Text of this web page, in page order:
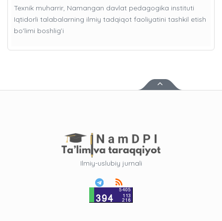
Texnik muharrir, Namangan davlat pedagogika instituti
Iqtidorli talabalarning ilmiy tadqiqot faoliyatini tashkil etish
bo'limi boshlig’i
Ilmiy-uslubiy jurnali